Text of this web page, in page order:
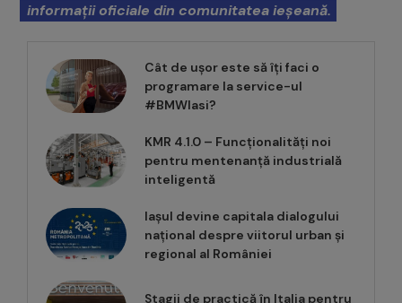
informații oficiale din comunitatea ieșeană.
Cât de ușor este să îți faci o
programare la service-ul
#BMWIasi?
KMR 4.1.0 – Funcționalități noi
pentru mentenanță industrială
inteligentă
Iașul devine capitala dialogului
național despre viitorul urban și
regional al României
Stagii de practică în Italia pentru